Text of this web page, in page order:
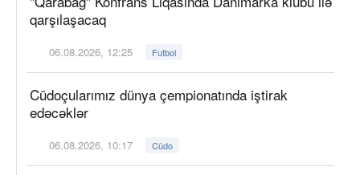
qarşılaşacaq
06.08.2026, 12:25 Futbol
Cüdoçularımız dünya çempionatında iştirak
edəcəklər
06.08.2026, 10:17 Cüdo